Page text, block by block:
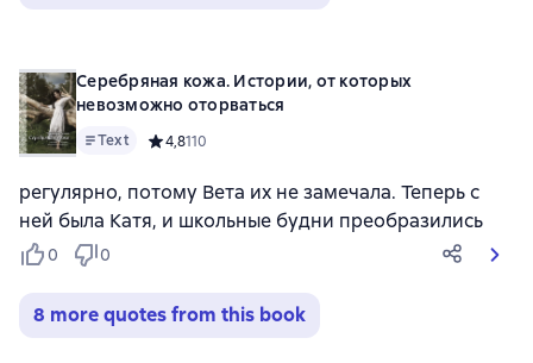
Серебряная кожа. Истории, от которых
невозможно оторваться
Text Средний рейтинг 4,8 на основе 110 оценок
4,8110
регулярно, потому Вета их не замечала. Теперь с
ней была Катя, и школьные будни преобразились
0 0
8 more quotes from this book